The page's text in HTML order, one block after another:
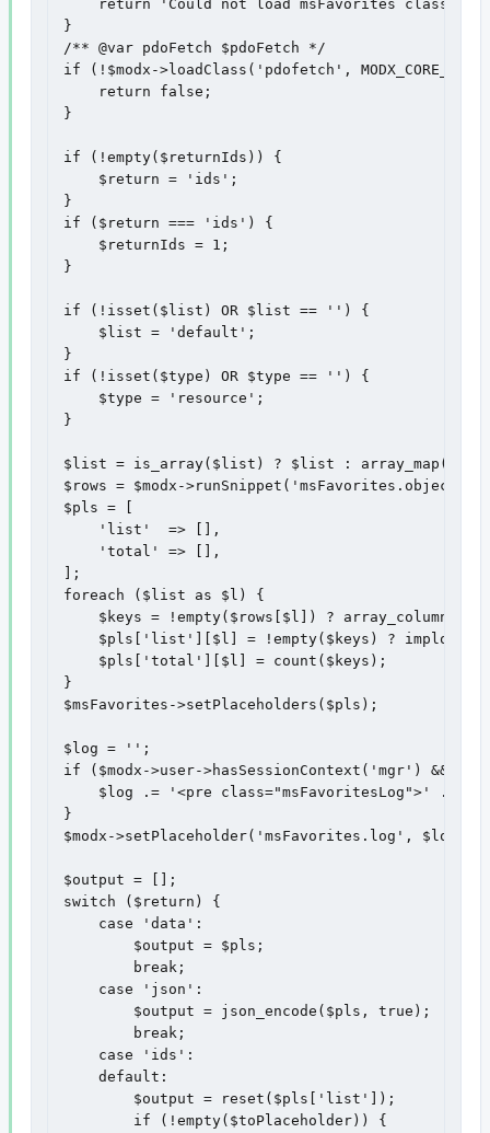
    return 'Could not load msFavorites class!';
}
/** @var pdoFetch $pdoFetch */
if (!$modx->loadClass('pdofetch',
    return false;
}
if (!empty($returnIds)) {
    $return = 'ids';
}
if ($return === 'ids') {
    $returnIds = 1;
}
if (!isset($list) OR $list == '') {
    $list = 'default';
}
if (!isset($type) OR $type == '') {
    $type = 'resource';
}
$list = is_array($list) ? $list :
$rows = $modx-
$pls = [
    'list'  => [],
    'total' => [],
];
foreach ($list as $l) {
$keys = !empty($rows[$l]) ?
$pls['list'][$l] = !empty($keys) ?
    $pls['total'][$l] = count($keys);
}
$msFavorites->setPlaceholders($pls);
$log = '';
if ($modx->user->hasSessionContext('mgr') &&
$log .= '<pre class="msFavoritesLog">' .
}
$modx->setPlaceholder('msFavorites.log', $log);
$output = [];
switch ($return) {
    case 'data':
        $output = $pls;
        break;
    case 'json':
        $output = json_encode($pls, true);
        break;
    case 'ids':
    default:
        $output = reset($pls['list']);
        if (!empty($toPlaceholder)) {